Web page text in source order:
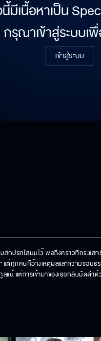
นี้มีเนื้อหาเป็น
กรุณาเข้าสู่ระบบเ
เข้าสู่ระบบ
กปรกโสมมไว้ พอถึงคราวที่กระแส
ต่ทุกคนก็อ้างเหตุผลและความชอบ
บ้ แต่การเข้ามาของเธอกลับมืดดำด้